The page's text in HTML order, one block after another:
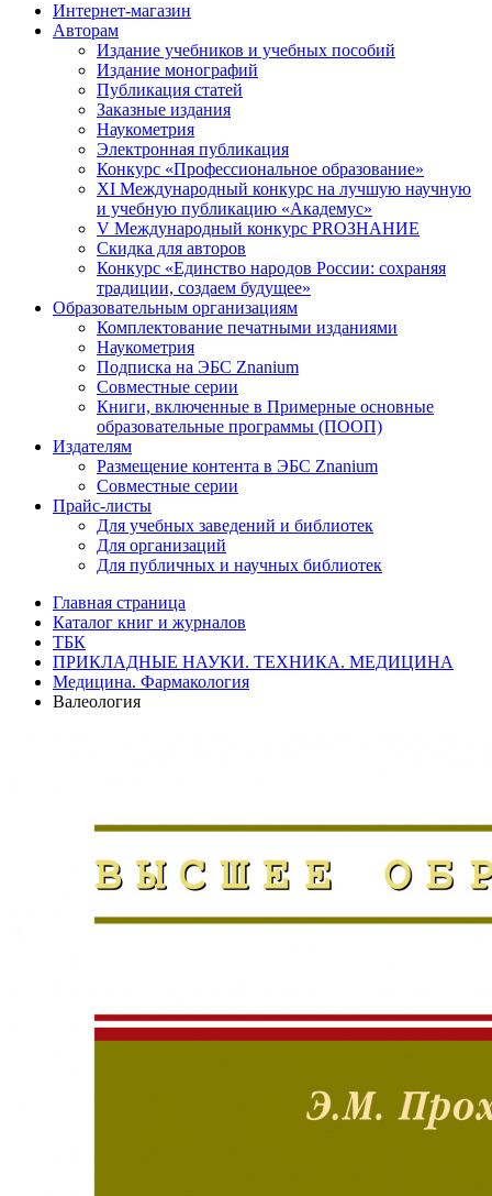
Интернет-магазин
Авторам
Издание учебников и учебных пособий
Издание монографий
Публикация статей
Заказные издания
Наукометрия
Электронная публикация
Конкурс «Профессиональное образование»
XI Международный конкурс на лучшую научную
и учебную публикацию «Академус»
V Международный конкурс PROЗНАНИЕ
Скидка для авторов
Конкурс «Единство народов России: сохраняя
традиции, создаем будущее»
Образовательным организациям
Комплектование печатными изданиями
Наукометрия
Подписка на ЭБС Znanium
Совместные серии
Книги, включенные в Примерные основные
образовательные программы (ПООП)
Издателям
Размещение контента в ЭБС Znanium
Совместные серии
Прайс-листы
Для учебных заведений и библиотек
Для организаций
Для публичных и научных библиотек
Главная страница
Каталог книг и журналов
ТБК
ПРИКЛАДНЫЕ НАУКИ. ТЕХНИКА. МЕДИЦИНА
Медицина. Фармакология
Валеология